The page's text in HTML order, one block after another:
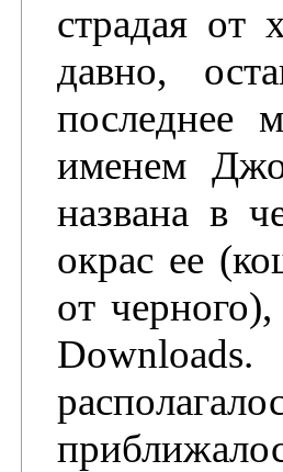
страдая от
давно,
последнее
именем
названа в
окрас ее
от